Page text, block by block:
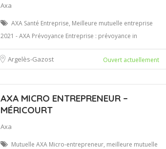
Axa
AXA Santé Entreprise, Meilleure mutuelle entreprise
2021 - AXA Prévoyance Entreprise : prévoyance in
Argelès-Gazost Ouvert actuellement
AXA MICRO ENTREPRENEUR –
MÉRICOURT
Axa
Mutuelle AXA Micro-entrepreneur, meilleure mutuelle